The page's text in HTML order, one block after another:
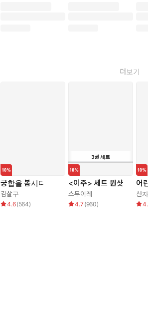
더보기
궁합을 봅시다
김살구
4.6(564)
3권세트
<이주> 세트 원샷
스무이레
4.7 (960)
어
산